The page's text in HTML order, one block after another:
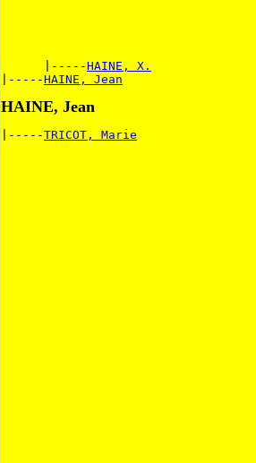
      |-----
HAINE, X.
|-----HAINE, Jean
HAINE, Jean
|-----TRICOT, Marie